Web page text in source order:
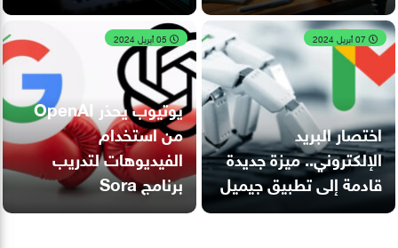
اختصار البريد
الإلكتروني.. ميزة جديدة
قادمة إلى تطبيق جيميل
يوتيوب يحذر OpenAI
من استخدام
الفيديوهات لتدريب
برنامج Sora